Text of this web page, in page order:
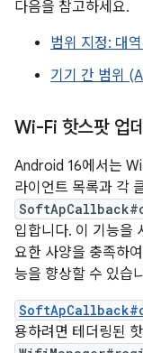
다음을 참고하세요.
범위 지정: 대
기기 간 범위
Wi-Fi 핫스팟 업
Android 16에서는
라이언트 목록과 각
입합니다. 이 기능을
요한 사양을 충족하
능을 향상할 수 있습
용하려면 테더링된